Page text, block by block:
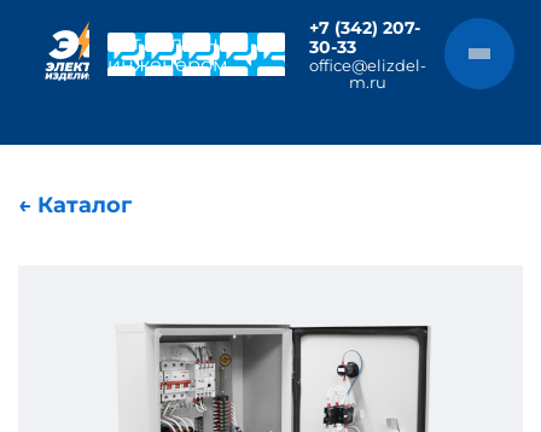
Чат с главным
инженером
+7 (342) 207-
30-33
office@elizdel-
m.ru
← Каталог